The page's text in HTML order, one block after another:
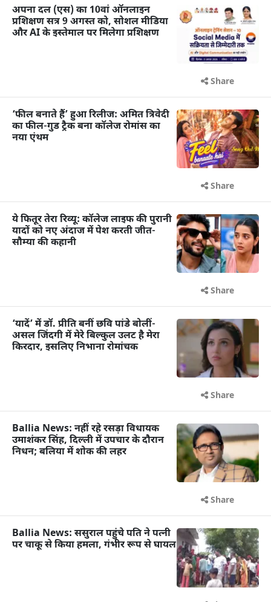
अपना दल (एस) का 10वां ऑनलाइन
प्रशिक्षण सत्र 9 अगस्त को, सोशल मीडिया
और AI के इस्तेमाल पर मिलेगा प्रशिक्षण
Share
‘फील बनाते हैं’ हुआ रिलीज: अमित त्रिवेदी
का फील-गुड ट्रैक बना कॉलेज रोमांस का
नया एंथम
Share
ये फितूर तेरा रिव्यू: कॉलेज लाइफ की पुरानी
यादों को नए अंदाज में पेश करती जीत-
सौम्या की कहानी
Share
‘यादें’ में डॉ. प्रीति बनीं छवि पांडे बोलीं-
असल जिंदगी में मेरे बिल्कुल उलट है मेरा
किरदार, इसलिए निभाना रोमांचक
Share
Ballia News: नहीं रहे रसड़ा विधायक
उमाशंकर सिंह, दिल्ली में उपचार के दौरान
निधन; बलिया में शोक की लहर
Share
Ballia News: ससुराल पहुंचे पति ने पत्नी
पर चाकू से किया हमला, गंभीर रूप से घायल